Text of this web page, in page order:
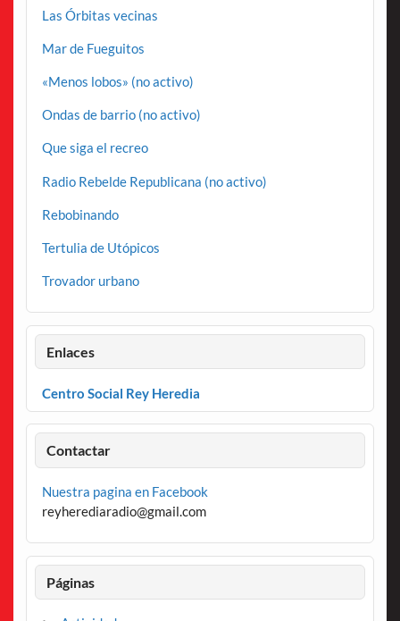
Las Órbitas vecinas
Mar de Fueguitos
«Menos lobos» (no activo)
Ondas de barrio (no activo)
Que siga el recreo
Radio Rebelde Republicana (no activo)
Rebobinando
Tertulia de Utópicos
Trovador urbano
Enlaces
Centro Social Rey Heredia
Contactar
Nuestra pagina en Facebook
reyherediaradio@gmail.com
Páginas